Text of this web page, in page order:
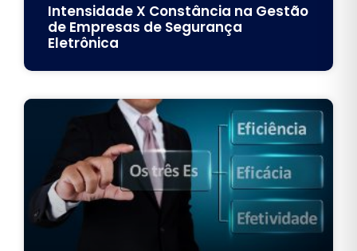
Intensidade X Constância na Gestão
de Empresas de Segurança
Eletrônica